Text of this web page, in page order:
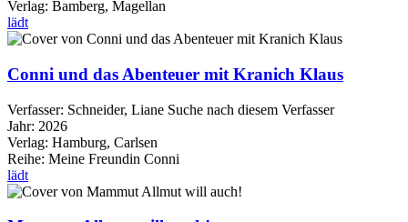
Verlag: Bamberg, Magellan
lädt
Conni und das Abenteuer mit Kranich Klaus
Verfasser: Schneider, Liane Suche nach diesem Verfasser
Jahr: 2026
Verlag: Hamburg, Carlsen
Reihe: Meine Freundin Conni
lädt